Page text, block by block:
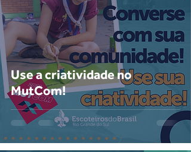
Use a criatividade no
MutCom!